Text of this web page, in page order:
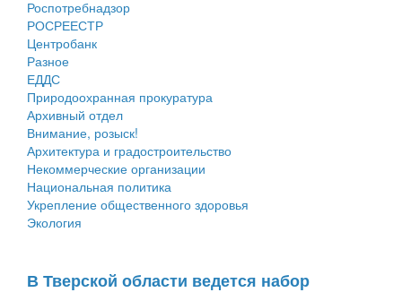
Городское поселение
Сельские поселения
Роспотребнадзор
РОСРЕЕСТР
Центробанк
Разное
ЕДДС
Природоохранная прокуратура
Архивный отдел
Внимание, розыск!
Архитектура и градостроительство
Некоммерческие организации
Национальная политика
Укрепление общественного здоровья
Экология
В Тверской области ведется набор